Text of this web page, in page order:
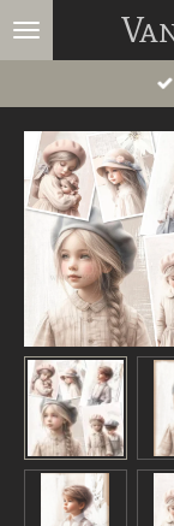
Ga
hoofdinhoud